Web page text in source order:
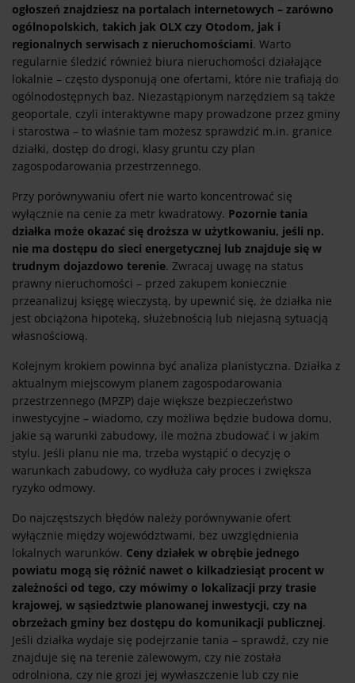
ogłoszeń znajdziesz na portalach internetowych – zarówno
ogólnopolskich, takich jak OLX czy Otodom, jak i
regionalnych serwisach z nieruchomościami. Warto
regularnie śledzić również biura nieruchomości działające
lokalnie – często dysponują one ofertami, które nie trafiają do
ogólnodostępnych baz. Niezastąpionym narzędziem są także
geoportale, czyli interaktywne mapy prowadzone przez gminy
i starostwa – to właśnie tam możesz sprawdzić m.in. granice
działki, dostęp do drogi, klasy gruntu czy plan
zagospodarowania przestrzennego.
Przy porównywaniu ofert nie warto koncentrować się
wyłącznie na cenie za metr kwadratowy. Pozornie tania
działka może okazać się droższa w użytkowaniu, jeśli np.
nie ma dostępu do sieci energetycznej lub znajduje się w
trudnym dojazdowo terenie. Zwracaj uwagę na status
prawny nieruchomości – przed zakupem koniecznie
przeanalizuj księgę wieczystą, by upewnić się, że działka nie
jest obciążona hipoteką, służebnością lub niejasną sytuacją
własnościową.
Kolejnym krokiem powinna być analiza planistyczna. Działka z
aktualnym miejscowym planem zagospodarowania
przestrzennego (MPZP) daje większe bezpieczeństwo
inwestycyjne – wiadomo, czy możliwa będzie budowa domu,
jakie są warunki zabudowy, ile można zbudować i w jakim
stylu. Jeśli planu nie ma, trzeba wystąpić o decyzję o
warunkach zabudowy, co wydłuża cały proces i zwiększa
ryzyko odmowy.
Do najczęstszych błędów należy porównywanie ofert
wyłącznie między województwami, bez uwzględnienia
lokalnych warunków. Ceny działek w obrębie jednego
powiatu mogą się różnić nawet o kilkadziesiąt procent w
zależności od tego, czy mówimy o lokalizacji przy trasie
krajowej, w sąsiedztwie planowanej inwestycji, czy na
obrzeżach gminy bez dostępu do komunikacji publicznej.
Jeśli działka wydaje się podejrzanie tania – sprawdź, czy nie
znajduje się na terenie zalewowym, czy nie została
odrolniona, czy nie grozi jej wywłaszczenie lub czy nie